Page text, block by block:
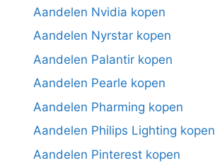
Aandelen Nvidia kopen
Aandelen Nyrstar kopen
Aandelen Palantir kopen
Aandelen Pearle kopen
Aandelen Pharming kopen
Aandelen Philips Lighting kopen
Aandelen Pinterest kopen